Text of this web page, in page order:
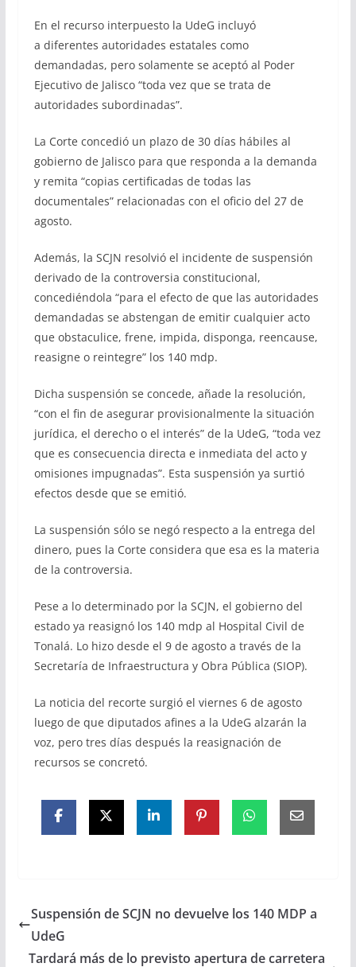
En el recurso interpuesto la UdeG incluyó
a diferentes autoridades estatales como
demandadas, pero solamente se aceptó al Poder
Ejecutivo de Jalisco “toda vez que se trata de
autoridades subordinadas”.
La Corte concedió un plazo de 30 días hábiles al
gobierno de Jalisco para que responda a la demanda
y remita “copias certificadas de todas las
documentales” relacionadas con el oficio del 27 de
agosto.
Además, la SCJN resolvió el incidente de suspensión
derivado de la controversia constitucional,
concediéndola “para el efecto de que las autoridades
demandadas se abstengan de emitir cualquier acto
que obstaculice, frene, impida, disponga, reencause,
reasigne o reintegre” los 140 mdp.
Dicha suspensión se concede, añade la resolución,
“con el fin de asegurar provisionalmente la situación
jurídica, el derecho o el interés” de la UdeG, “toda vez
que es consecuencia directa e inmediata del acto y
omisiones impugnadas”. Esta suspensión ya surtió
efectos desde que se emitió.
La suspensión sólo se negó respecto a la entrega del
dinero, pues la Corte considera que esa es la materia
de la controversia.
Pese a lo determinado por la SCJN, el gobierno del
estado ya reasignó los 140 mdp al Hospital Civil de
Tonalá. Lo hizo desde el 9 de agosto a través de la
Secretaría de Infraestructura y Obra Pública (SIOP).
La noticia del recorte surgió el viernes 6 de agosto
luego de que diputados afines a la UdeG alzarán la
voz, pero tres días después la reasignación de
recursos se concretó.
Suspensión de SCJN no devuelve los 140 MDP a
UdeG
Tardará más de lo previsto apertura de carretera